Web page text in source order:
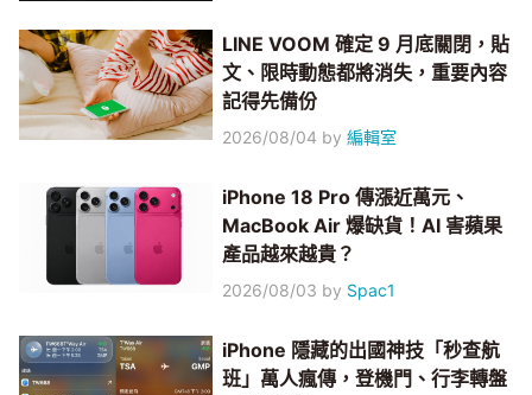
LINE VOOM 確定 9 月底關閉，貼
文、限時動態都將消失，重要內容
記得先備份
2026/08/04 by編輯室
iPhone 18 Pro 傳漲近萬元、
MacBook Air 爆缺貨！AI 害蘋果
產品越來越貴？
2026/08/03 by Spac1
iPhone 隱藏的出國神技「秒查航
班」萬人瘋傳，登機門、行李轉盤